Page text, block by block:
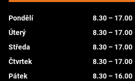
Pondělí
8.30 – 17.00
Úterý
8.30 – 17.00
Středa
8.30 – 17.00
Čtvrtek
8.30 – 17.00
Pátek
8.30 – 16.00